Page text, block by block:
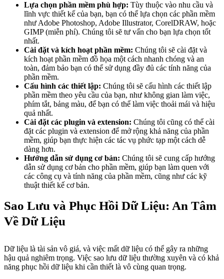
Lựa chọn phần mềm phù hợp: Tùy thuộc vào nhu cầu và
lĩnh vực thiết kế của bạn, bạn có thể lựa chọn các phần mềm
như Adobe Photoshop, Adobe Illustrator, CorelDRAW, hoặc
GIMP (miễn phí). Chúng tôi sẽ tư vấn cho bạn lựa chọn tốt
nhất.
Cài đặt và kích hoạt phần mềm: Chúng tôi sẽ cài đặt và
kích hoạt phần mềm đồ họa một cách nhanh chóng và an
toàn, đảm bảo bạn có thể sử dụng đầy đủ các tính năng của
phần mềm.
Cấu hình các thiết lập: Chúng tôi sẽ cấu hình các thiết lập
phần mềm theo yêu cầu của bạn, như không gian làm việc,
phím tắt, bảng màu, để bạn có thể làm việc thoải mái và hiệu
quả nhất.
Cài đặt các plugin và extension: Chúng tôi cũng có thể cài
đặt các plugin và extension để mở rộng khả năng của phần
mềm, giúp bạn thực hiện các tác vụ phức tạp một cách dễ
dàng hơn.
Hướng dẫn sử dụng cơ bản: Chúng tôi sẽ cung cấp hướng
dẫn sử dụng cơ bản cho phần mềm, giúp bạn làm quen với
các công cụ và tính năng của phần mềm, cũng như các kỹ
thuật thiết kế cơ bản.
Sao Lưu và Phục Hồi Dữ Liệu: An Tâm
Về Dữ Liệu
Dữ liệu là tài sản vô giá, và việc mất dữ liệu có thể gây ra những
hậu quả nghiêm trọng. Việc sao lưu dữ liệu thường xuyên và có khả
năng phục hồi dữ liệu khi cần thiết là vô cùng quan trọng.